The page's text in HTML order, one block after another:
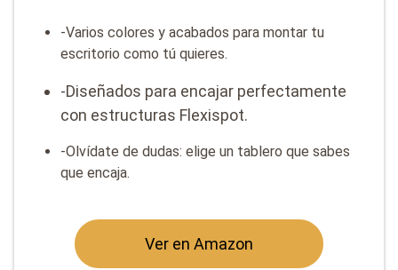
-Varios colores y acabados para montar tu
escritorio como tú quieres.
-Diseñados para encajar perfectamente
con estructuras Flexispot.
-Olvídate de dudas: elige un tablero que sabes
que encaja.
Ver en Amazon